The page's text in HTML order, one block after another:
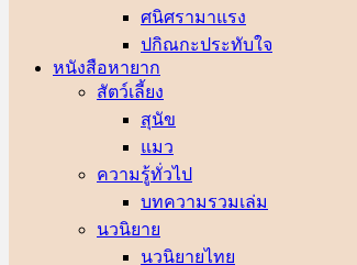
ศนิศรา
ปกิณกะประทับใจ
หนังสือหายาก
สัตว์เลี้ยง
สุนัข
แมว
ความรู้ทั่วไป
บทความรวมเล่ม
นวนิยาย
นวนิยายไทย